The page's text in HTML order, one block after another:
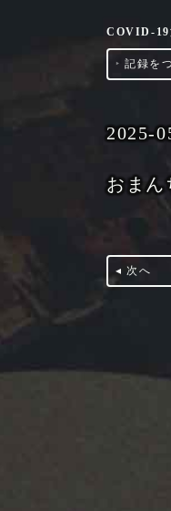
COVID-19
‣ 記録を
2025-
おまん
◂ 次へ